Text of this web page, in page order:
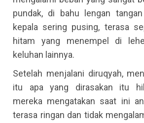
pundak, di bahu lengan
kepala sering pusing, terasa
hitam yang menempel di
keluhan lainnya.
Setelah menjalani diruqyah,
itu apa yang dirasakan itu
mereka mengatakan saat ini
terasa ringan dan tidak